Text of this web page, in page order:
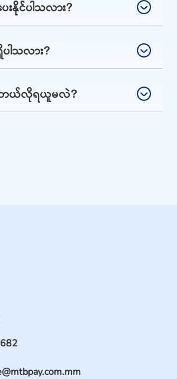
းနိုင်ပါသလား?
ါသလား?
ယ်လိုရယူမလဲ?